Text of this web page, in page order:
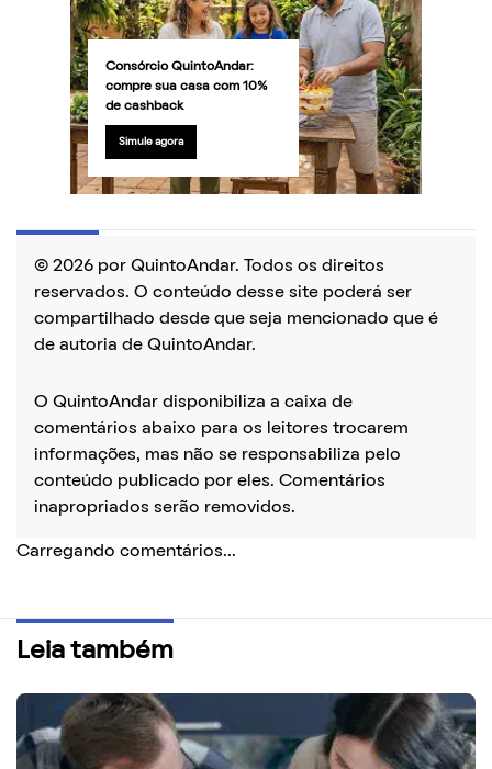
Consórcio QuintoAndar:
compre sua casa com 10%
de cashback
Simule agora
© 2026 por QuintoAndar. Todos os direitos
reservados. O conteúdo desse site poderá ser
compartilhado desde que seja mencionado que é
de autoria de QuintoAndar.
O QuintoAndar disponibiliza a caixa de
comentários abaixo para os leitores trocarem
informações, mas não se responsabiliza pelo
conteúdo publicado por eles. Comentários
inapropriados serão removidos.
Carregando comentários...
Leia também